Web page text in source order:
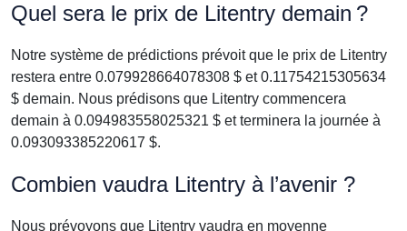
Quel sera le prix de Litentry demain ?
Notre système de prédictions prévoit que le prix de Litentry
restera entre 0.079928664078308 $ et 0.11754215305634
$ demain. Nous prédisons que Litentry commencera
demain à 0.094983558025321 $ et terminera la journée à
0.093093385220617 $.
Combien vaudra Litentry à l’avenir ?
Nous prévoyons que Litentry vaudra en moyenne